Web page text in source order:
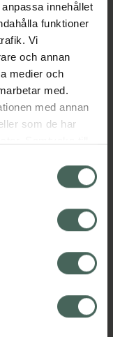
innehållet
funktioner
Vi
och annan
medier och
med.
med annan
som de har
påverkar inte
återkallelsen.
Dölj
oss från Skåne i
och på
att prata